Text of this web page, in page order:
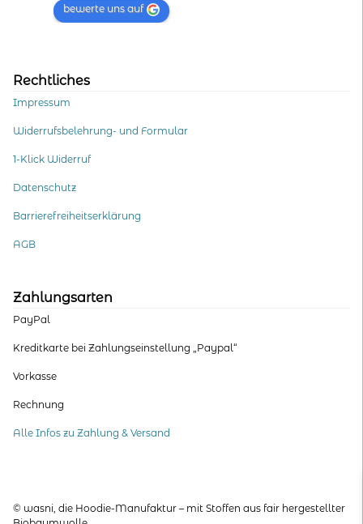
bewerte uns auf
Rechtliches
Impressum
Widerrufsbelehrung- und Formular
1-Klick Widerruf
Datenschutz
Barrierefreiheitserklärung
AGB
Zahlungsarten
PayPal
Kreditkarte bei Zahlungseinstellung „Paypal“
Vorkasse
Rechnung
Alle Infos zu Zahlung & Versand
© wasni, die Hoodie-Manufaktur – mit Stoffen aus fair hergestellter